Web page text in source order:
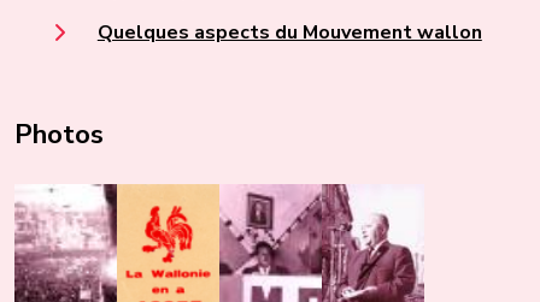
Quelques aspects du Mouvement wallon
Photos